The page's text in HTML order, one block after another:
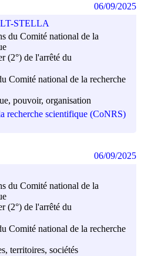
STELLA
du Comité national de la
(2°) de l'arrêté du
Comité national de la recherche
pouvoir, organisation
recherche scientifique (CoNRS)
06/09/2025
du Comité national de la
(2°) de l'arrêté du
Comité national de la recherche
territoires, sociétés
06/09/2025